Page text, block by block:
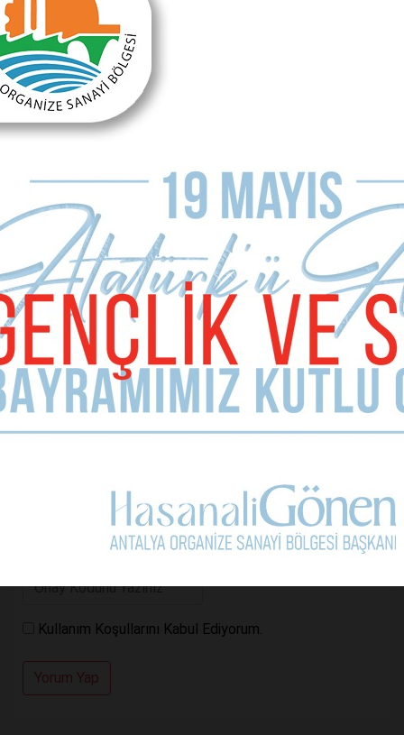
Önceki Makale
Turizmde eksiklerimiz…
MAKALE YORUMLARI
İsim Soyad
E-mail Adresiniz (zorunlu değil)
Telefon (zorunlu değil)
Yorumunuz
Kullanım Koşullarını Kabul Ediyorum.
Yorum Yap